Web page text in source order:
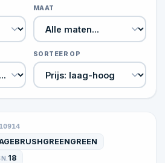
MAAT
SORTEER OP
18